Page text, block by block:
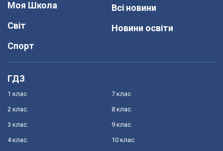
Моя Школа
Світ
Спорт
Всі новини
Новини освіти
ГДЗ
1 клас
2 клас
3 клас
4 клас
7 клас
8 клас
9 клас
10 клас